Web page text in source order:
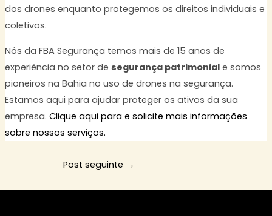
dos drones enquanto protegemos os direitos individuais e
coletivos.
Nós da FBA Segurança temos mais de 15 anos de
experiência no setor de segurança patrimoniale somos
pioneiros na Bahia no uso de drones na segurança.
Estamos aqui para ajudar proteger os ativos da sua
empresa. Clique aqui para e solicite mais informações
sobre nossos serviços.
Post seguinte →